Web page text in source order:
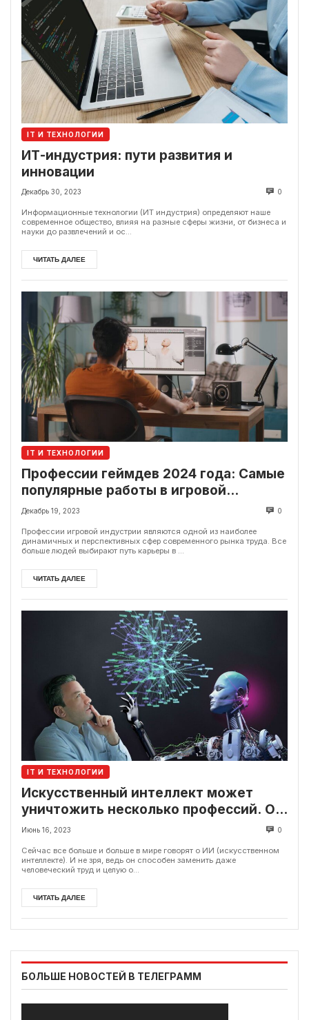
IT И ТЕХНОЛОГИИ
ИТ-индустрия: пути развития и
инновации
Декабрь 30, 2023 0
Информационные технологии (ИТ индустрия) определяют наше
современное общество, влияя на разные сферы жизни, от бизнеса и
науки до развлечений и ос...
ЧИТАТЬ ДАЛЕЕ
IT И ТЕХНОЛОГИИ
Профессии геймдев 2024 года: Самые
популярные работы в игровой
индустрии.
Декабрь 19, 2023 0
Профессии игровой индустрии являются одной из наиболее
динамичных и перспективных сфер современного рынка труда. Все
больше людей выбирают путь карьеры в ...
ЧИТАТЬ ДАЛЕЕ
IT И ТЕХНОЛОГИИ
Искусственный интеллект может
уничтожить несколько профессий. О
каких специалистах идет речь?
Июнь 16, 2023 0
Сейчас все больше и больше в мире говорят о ИИ (искусственном
интеллекте). И не зря, ведь он способен заменить даже
человеческий труд и целую о...
ЧИТАТЬ ДАЛЕЕ
БОЛЬШЕ НОВОСТЕЙ В ТЕЛЕГРАММ